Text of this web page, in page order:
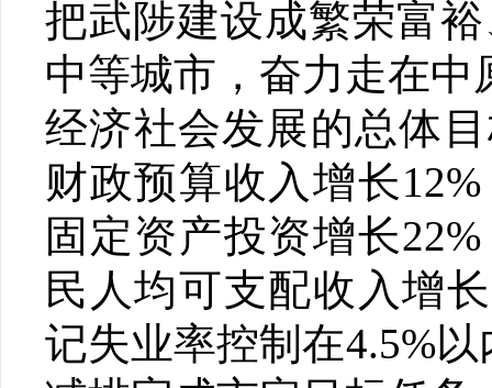
把武陟建设成繁荣富
中等城市，奋力走在
经济社会发展的总体
财政预算收入增长
固定资产投资增长
民人均可支配收入增
记失业率控制在4.5%